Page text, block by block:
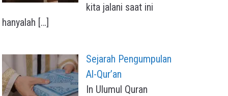
kita jalani saat ini
hanyalah […]
Sejarah Pengumpulan
Al-Qur’an
In Ulumul Quran